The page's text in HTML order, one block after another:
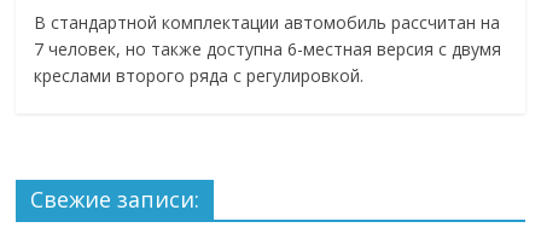
В стандартной комплектации автомобиль рассчитан на
7 человек, но также доступна 6-местная версия с двумя
креслами второго ряда с регулировкой.
Свежие записи: